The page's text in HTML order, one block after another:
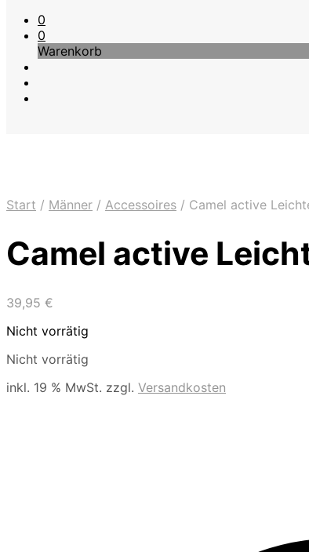
0
0
Warenkorb
Start / Männer / Accessoires / Camel active
Camel active
39,95 €
Nicht vorrätig
Nicht vorrätig
inkl. 19 % MwSt. zzgl. Versandkosten